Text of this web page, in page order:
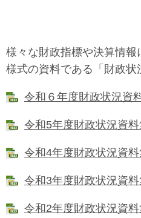
様々な財政指標や決算情
様式の資料である「財政状
令和６年度財政状況資
令和5年度財政状況資
令和4年度財政状況資
令和3年度財政状況資
令和2年度財政状況資